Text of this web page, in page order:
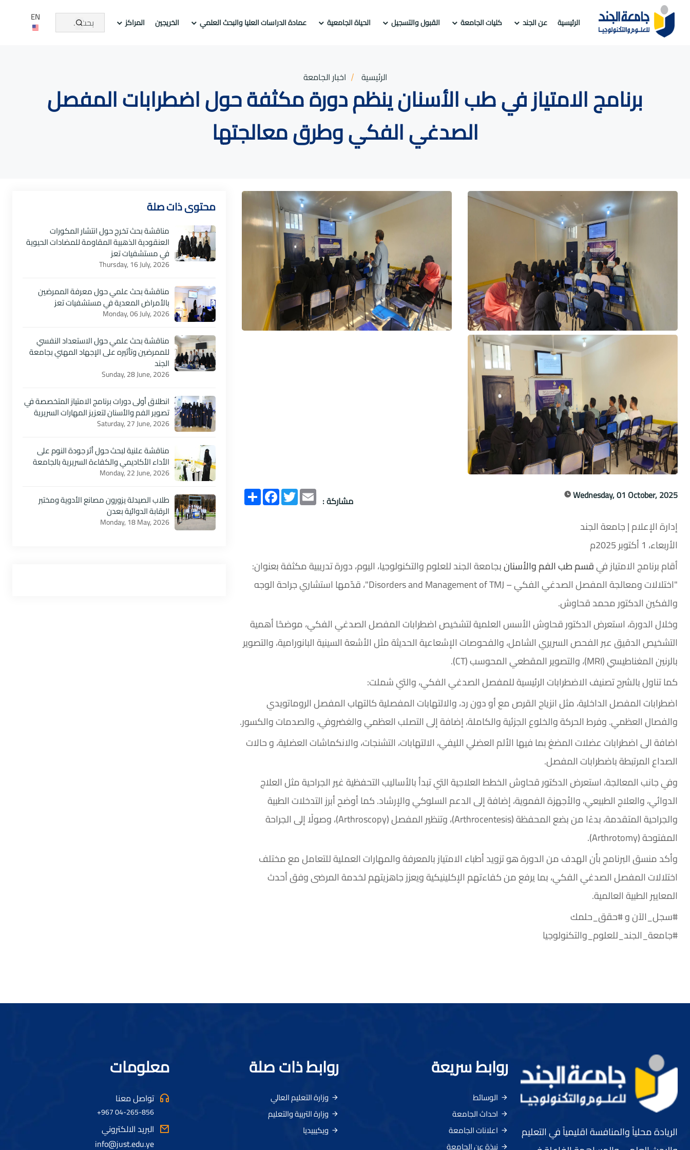
الرئيسية عن الجند كليات الجامعة القبول والتسجيل الحياة الجامعية عمادة الدراسات العليا والبحث العلمي الخريجين المراكز EN
الرئيسية اخبار الجامعة
برنامج الامتياز في طب الأسنان ينظم دورة مكثفة حول اضطرابات المفصل
الصدغي الفكي وطرق معالجتها
Wednesday, 01 October, 2025 مشاركة : انشر
FacebookTwitter Email
إدارة الإعلام | جامعة الجند
الأربعاء، 1 أكتوبر 2025م
أقام برنامج الامتياز فيقسم طب الفم والأسنانبجامعة الجند للعلوم والتكنولوجيا، اليوم، دورة تدريبية مكثفة بعنوان:
"اختلالات ومعالجة المفصل الصدغي الفكي – Disorders and Management of TMJ"، قدّمها استشاري جراحة الوجه
والفكين الدكتور محمد قحاوش.
وخلال الدورة، استعرض الدكتور قحاوش الأسس العلمية لتشخيص اضطرابات المفصل الصدغي الفكي، موضحًا أهمية
التشخيص الدقيق عبر الفحص السريري الشامل، والفحوصات الإشعاعية الحديثة مثل الأشعة السينية البانورامية، والتصوير
بالرنين المغناطيسي (MRI)، والتصوير المقطعي المحوسب (CT).
كما تناول بالشرح تصنيف الاضطرابات الرئيسية للمفصل الصدغي الفكي، والتي شملت:
اضطرابات المفصل الداخلية، مثل انزياح القرص مع أو دون رد، والالتهابات المفصلية كالتهاب المفصل الروماتويدي
والفصال العظمي. وفرط الحركة والخلوع الجزئية والكاملة، إضافة إلى التصلب العظمي والغضروفي، والصدمات والكسور.
اضافة الى اضطرابات عضلات المضغ بما فيها الألم العضلي الليفي، الالتهابات، التشنجات، والانكماشات العضلية، و حالات
الصداع المرتبطة باضطرابات المفصل.
وفي جانب المعالجة، استعرض الدكتور قحاوش الخطط العلاجية التي تبدأ بالأساليب التحفظية غير الجراحية مثل العلاج
الدوائي، والعلاج الطبيعي، والأجهزة الفموية، إضافة إلى الدعم السلوكي والإرشاد. كما أوضح أبرز التدخلات الطبية
والجراحية المتقدمة، بدءًا من بضع المحفظة (Arthrocentesis)، وتنظير المفصل (Arthroscopy)، وصولًا إلى الجراحة
المفتوحة (Arthrotomy).
وأكد منسق البرنامج بأن الهدف من الدورة هو تزويد أطباء الامتياز بالمعرفة والمهارات العملية للتعامل مع مختلف
اختلالات المفصل الصدغي الفكي، بما يرفع من كفاءتهم الإكلينيكية ويعزز جاهزيتهم لخدمة المرضى وفق أحدث
المعايير الطبية العالمية.
#سجل_الآن و #حقق_حلمك
#جامعة_الجند_للعلوم_والتكنولوجيا
محتوى ذات صلة
مناقشة بحث تخرج حول انتشار المكورات
العنقودية الذهبية المقاومة للمضادات الحيوية
في مستشفيات تعز
Thursday, 16 July, 2026
مناقشة بحث علمي حول معرفة الممرضين
بالأمراض المعدية في مستشفيات تعز
Monday, 06 July, 2026
مناقشة بحث علمي حول الاستعداد النفسي
للممرضين وتأثيره على الإجهاد المهني بجامعة
الجند
Sunday, 28 June, 2026
انطلاق أولى دورات برنامج الامتياز المتخصصة في
تصوير الفم والأسنان لتعزيز المهارات السريرية
Saturday, 27 June, 2026
مناقشة علنية لبحث حول أثر جودة النوم على
الأداء الأكاديمي والكفاءة السريرية بالجامعة
Monday, 22 June, 2026
طلاب الصيدلة يزورون مصانع الأدوية ومختبر
الرقابة الدوائية بعدن
Monday, 18 May, 2026
الريادة محلياً والمنافسة اقليمياً في التعليم
روابط سريعة
الوسائط
احداث الجامعة
اعلانات الجامعة
نبذة عن الجامعة
روابط ذات صلة
وزارة التعليم العالي
وزارة التربية والتعليم
ويكيبيديا
معلومات
تواصل معنا
04-265-856 967+
البريد الالكتروني
info@just.edu.ye